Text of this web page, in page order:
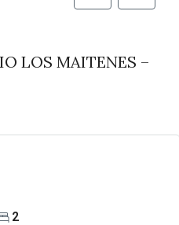
LOS MAITENES –
2